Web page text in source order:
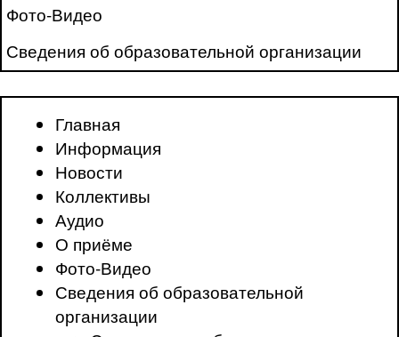
Фото-Видео
Сведения об образовательной организации
Главная
Информация
Новости
Коллективы
Аудио
О приёме
Фото-Видео
Сведения об образовательной
организации